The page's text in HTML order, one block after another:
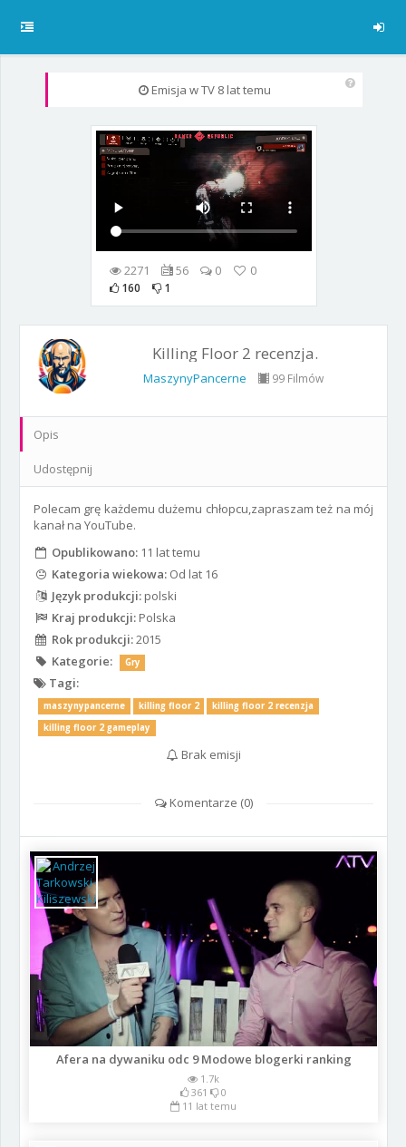
Emisja w TV 8 lat temu
2271 56 0 0
160 1
Killing Floor 2 recenzja.
MaszynyPancerne 99 Filmów
Opis
Udostępnij
Polecam grę każdemu dużemu chłopcu,zapraszam też na mój
kanał na YouTube.
Opublikowano: 11 lat temu
Kategoria wiekowa:Od lat 16
Język produkcji:polski
Kraj produkcji:Polska
Rok produkcji:2015
Kategorie:
Gry
Tagi:
maszynypancerne killing floor 2
killing floor 2 recenzja
killing floor 2 gameplay
Brak emisji
Komentarze (0)
Afera na dywaniku odc 9 Modowe blogerki ranking
1.7k
361
0
11 lat temu